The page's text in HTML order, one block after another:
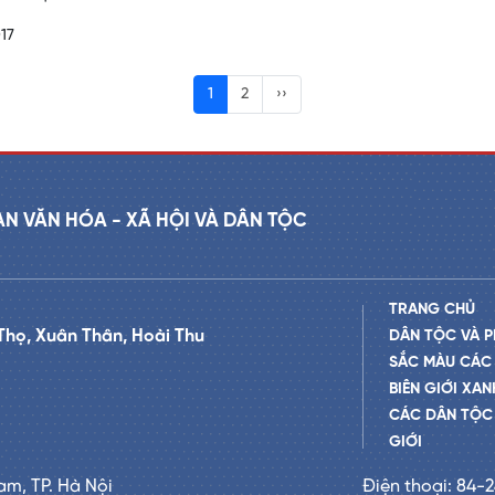
1 2 ››
VĂN HÓA - XÃ HỘI VÀ DÂN TỘC
Xuân Thân, Hoài Thu
TRANG CHỦ
DÂN TỘC VÀ
SẮC MÀU
BIÊN GIỚI
CÁC DÂN TỘC
GIỚI
TP. Hà Nội Điện thoại: 84-